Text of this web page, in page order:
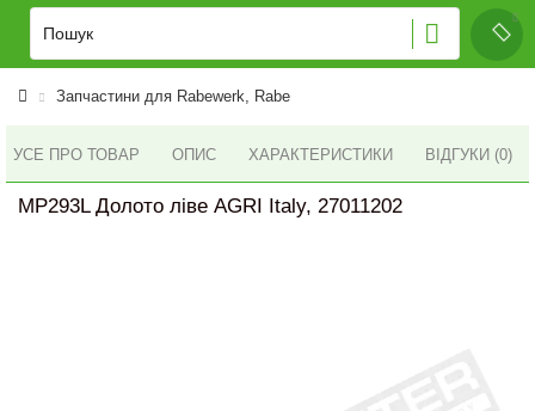
Запчастини для Rabewerk, Rabe
УСЕ ПРО ТОВАР ОПИС ХАРАКТЕРИСТИКИ ВІДГУКИ (0)
MP293L Долото ліве AGRI Italy, 27011202